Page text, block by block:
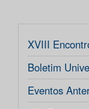
XVIII
Boletim
Eventos